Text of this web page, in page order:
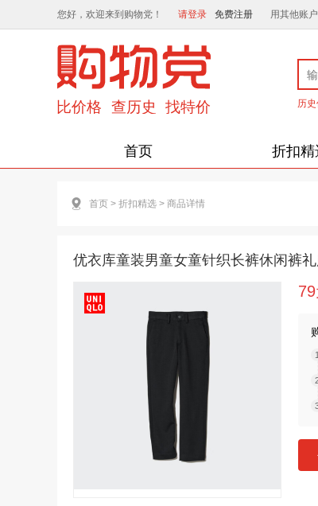
您好，欢迎来到购物党！ 请登录 免费注册 用其他账
历
首页 折扣精
首页 > 折扣精选 > 商品详情
优衣库童装男童女童针织长裤休闲裤